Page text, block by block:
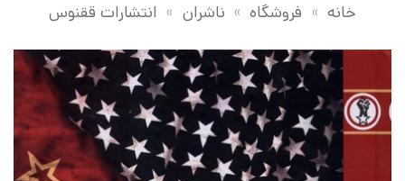
خانه » فروشگاه » ناشران » انتشارات ققنوس